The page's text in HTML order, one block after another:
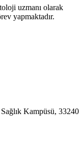
uzmanı olarak
yapmaktadır.
Kampüsü, 33240